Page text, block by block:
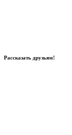
Рассказать друзьям!